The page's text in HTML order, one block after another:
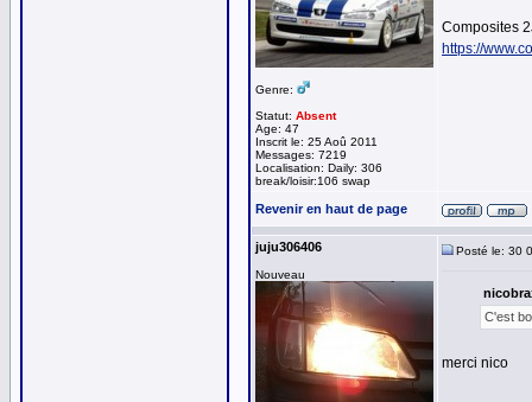
Genre:
Statut: Absent
Age: 47
Inscrit le: 25 Aoû 2011
Messages: 7219
Localisation: Daily: 306
break/loisir:106 swap
Composites
https://
Revenir en haut de page
juju306406
Nouveau
Posté le: 30
C'est
merci nico